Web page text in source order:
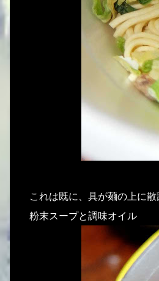
これは既に、具が麺の上に散
粉末スープと調味オイル